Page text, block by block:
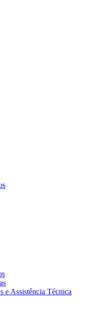
e Assistência Técnica